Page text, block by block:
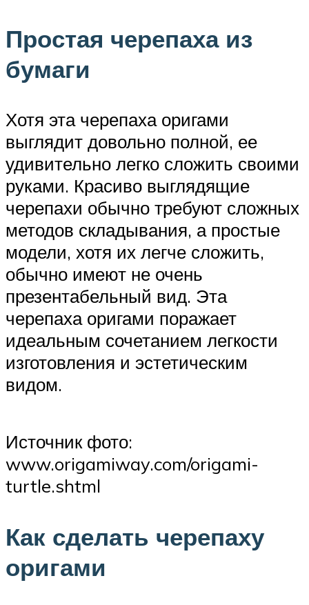
Простая черепаха из
бумаги
Хотя эта черепаха оригами
выглядит довольно полной, ее
удивительно легко сложить своими
руками. Красиво выглядящие
черепахи обычно требуют сложных
методов складывания, а простые
модели, хотя их легче сложить,
обычно имеют не очень
презентабельный вид. Эта
черепаха оригами поражает
идеальным сочетанием легкости
изготовления и эстетическим
видом.
Источник фото:
www.origamiway.com/origami-
turtle.shtml
Как сделать черепаху
оригами